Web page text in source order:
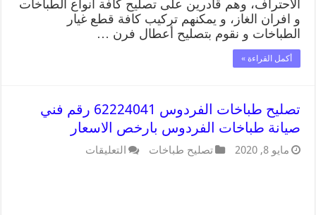
الاحتراف، وهم قادرين على تصليح كافة أنواع الطباخات
و افران الغاز، و يمكنهم تركيب كافة قطع غيار
الطباخات و نقوم بتصليح أعطال فرن …
أكمل القراءة »
تصليح طباخات الفردوس 62224041 رقم فني
صيانة طباخات الفردوس بارخص الاسعار
مايو 8, 2020 تصليح طباخات التعليقات